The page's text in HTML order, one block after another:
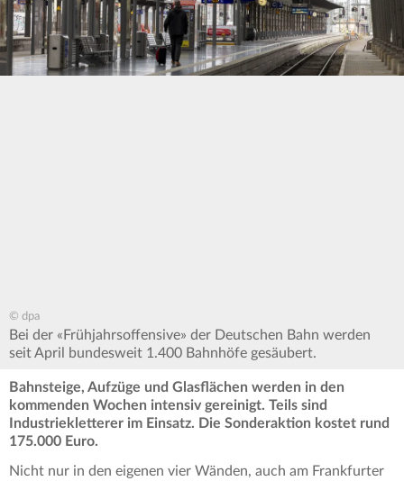
© dpa
Bei der «Frühjahrsoffensive» der Deutschen Bahn werden
seit April bundesweit 1.400 Bahnhöfe gesäubert.
Bahnsteige, Aufzüge und Glasflächen werden in den
kommenden Wochen intensiv gereinigt. Teils sind
Industriekletterer im Einsatz. Die Sonderaktion kostet rund
175.000 Euro.
Nicht nur in den eigenen vier Wänden, auch am Frankfurter